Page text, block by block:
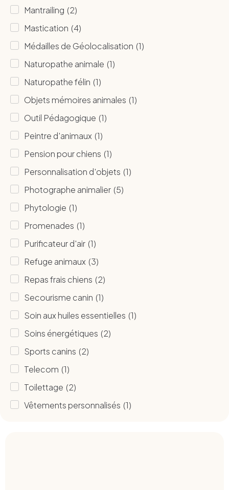
Mantrailing (2)
Mastication (4)
Médailles de Géolocalisation (1)
Naturopathe animale (1)
Naturopathe félin (1)
Objets mémoires animales (1)
Outil Pédagogique (1)
Peintre d'animaux (1)
Pension pour chiens (1)
Personnalisation d'objets (1)
Photographe animalier (5)
Phytologie (1)
Promenades (1)
Purificateur d'air (1)
Refuge animaux (3)
Repas frais chiens (2)
Secourisme canin (1)
Soin aux huiles essentielles (1)
Soins énergétiques (2)
Sports canins (2)
Telecom (1)
Toilettage (2)
Vêtements personnalisés (1)